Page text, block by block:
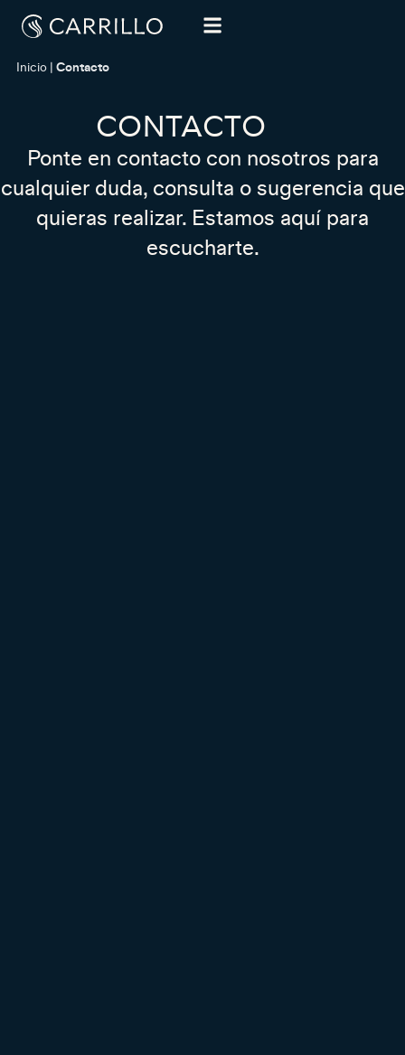
Inicio Contacto
CONTACTO
Ponte en contacto con nosotros para
cualquier duda, consulta o sugerencia que
quieras realizar. Estamos aquí para
escucharte.